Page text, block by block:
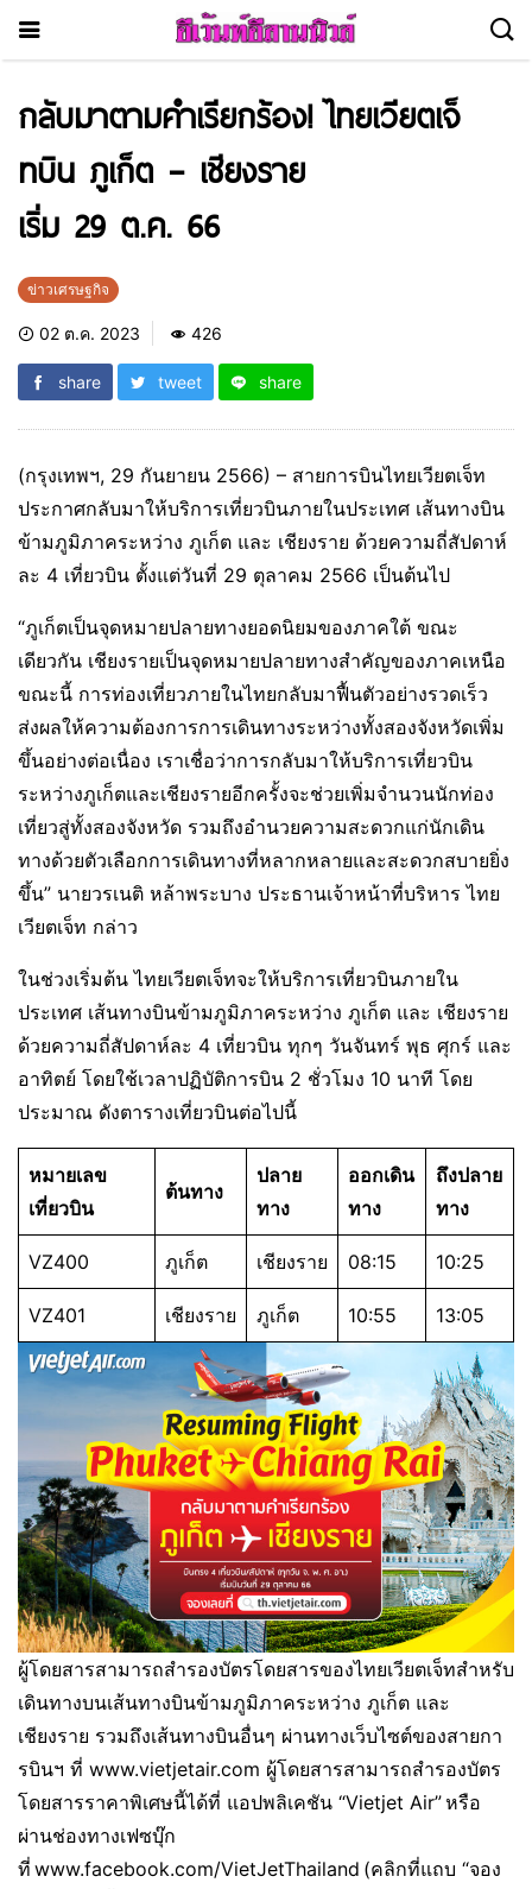
กลับมาตามคำเรียกร้อง! ไทยเวียตเจ็
ทบิน ภูเก็ต – เชียงราย
เริ่ม 29 ต.ค. 66
ข่าวเศรษฐกิจ
02 ต.ค. 2023 426
share tweet share
(กรุงเทพฯ, 29 กันยายน 2566) – สายการบินไทยเวียตเจ็ท
ประกาศกลับมาให้บริการเที่ยวบินภายในประเทศ เส้นทางบิน
ข้ามภูมิภาคระหว่าง ภูเก็ต และ เชียงราย ด้วยความถี่สัปดาห์
ละ 4 เที่ยวบิน ตั้งแต่วันที่ 29 ตุลาคม 2566 เป็นต้นไป
“ภูเก็ตเป็นจุดหมายปลายทางยอดนิยมของภาคใต้ ขณะ
เดียวกัน เชียงรายเป็นจุดหมายปลายทางสำคัญของภาคเหนือ
ขณะนี้ การท่องเที่ยวภายในไทยกลับมาฟื้นตัวอย่างรวดเร็ว
ส่งผลให้ความต้องการการเดินทางระหว่างทั้งสองจังหวัดเพิ่ม
ขึ้นอย่างต่อเนื่อง เราเชื่อว่าการกลับมาให้บริการเที่ยวบิน
ระหว่างภูเก็ตและเชียงรายอีกครั้งจะช่วยเพิ่มจำนวนนักท่อง
เที่ยวสู่ทั้งสองจังหวัด รวมถึงอำนวยความสะดวกแก่นักเดิน
ทางด้วยตัวเลือกการเดินทางที่หลากหลายและสะดวกสบายยิ่ง
ขึ้น” นายวรเนติ หล้าพระบาง ประธานเจ้าหน้าที่บริหาร ไทย
เวียตเจ็ท กล่าว
ในช่วงเริ่มต้น ไทยเวียตเจ็ทจะให้บริการเที่ยวบินภายใน
ประเทศ เส้นทางบินข้ามภูมิภาคระหว่าง ภูเก็ต และ เชียงราย
ด้วยความถี่สัปดาห์ละ 4 เที่ยวบิน ทุกๆ วันจันทร์ พุธ ศุกร์ และ
อาทิตย์ โดยใช้เวลาปฏิบัติการบิน 2 ชั่วโมง 10 นาที โดย
ประมาณ ดังตารางเที่ยวบินต่อไปนี้
หมายเลข
เที่ยวบิน
ต้นทาง
ปลาย
ทาง
ออกเดิน
ทาง
ถึงปลาย
ทาง
VZ400 ภูเก็ต เชียงราย 08:15 10:25
VZ401 เชียงราย ภูเก็ต 10:55 13:05
ผู้โดยสารสามารถสำรองบัตรโดยสารของไทยเวียตเจ็ทสำหรับ
เดินทางบนเส้นทางบินข้ามภูมิภาคระหว่าง ภูเก็ต และ
เชียงราย รวมถึงเส้นทางบินอื่นๆ ผ่านทางเว็บไซต์ของสายกา
รบินฯ ที่ www.vietjetair.com ผู้โดยสารสามารถสำรองบัตร
โดยสารราคาพิเศษนี้ได้ที่ แอปพลิเคชัน “Vietjet Air” หรือ
ผ่านช่องทางเฟซบุ๊ก
ที่ www.facebook.com/VietJetThailand (คลิกที่แถบ “จอง